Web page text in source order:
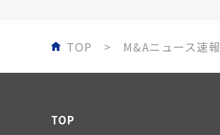
TOP M&Aニュース速報
TOP